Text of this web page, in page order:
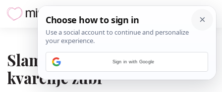
Slamka u soku spriječit će
kvarenje zubi
Sign in with Google